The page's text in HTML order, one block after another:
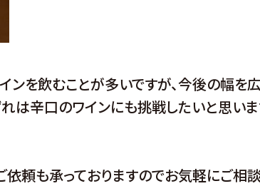
ンを飲むことが多いですが、今後の幅
は辛口のワインにも挑戦したいと思いま
頼も承っておりますのでお気軽にご相談